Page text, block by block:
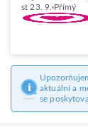
st 23. 9. Přímý
aktuální a
se